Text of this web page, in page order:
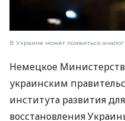
В Украине может появиться
Немецкое
украинским
института развития
восстановления